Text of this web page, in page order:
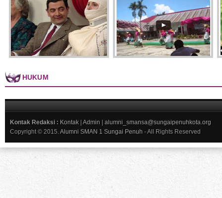
HUKUM
Kontak Redaksi : Kontak Admin
alumni_smansa@sungaipenuhkota.org
Copyright © 2015.Alumni SMAN 1 Sungai Penuh - All Rights Reserved